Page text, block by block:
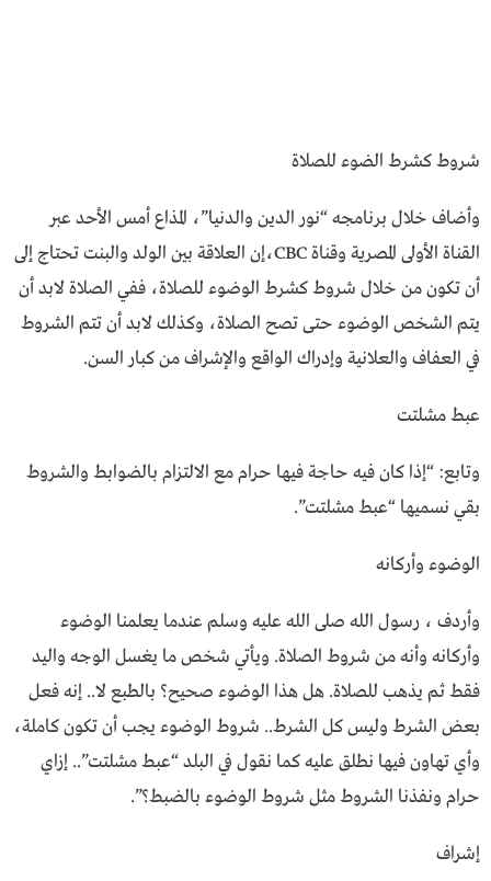
شروط كشرط الضوء للصلاة
وأضاف خلال برنامجه “نور الدين والدنيا”، المذاع أمس الأحد عبر
القناة الأولى المصرية وقناة CBC،إن العلاقة بين الولد والبنت تحتاج إلى
أن تكون من خلال شروط كشرط الوضوء للصلاة، ففي الصلاة لابد أن
يتم الشخص الوضوء حتى تصح الصلاة، وكذلك لابد أن تتم الشروط
في العفاف والعلانية وإدراك الواقع والإشراف من كبار السن.
عبط مشلتت
وتابع: “إذا كان فيه حاجة فيها حرام مع الالتزام بالضوابط والشروط
بقي نسميها “عبط مشلتت”.
الوضوء وأركانه
وأردف ، رسول الله صلى الله عليه وسلم عندما يعلمنا الوضوء
وأركانه وأنه من شروط الصلاة. ويأتي شخص ما يغسل الوجه واليد
فقط ثم يذهب للصلاة. هل هذا الوضوء صحيح؟ بالطبع لا.. إنه فعل
بعض الشرط وليس كل الشرط.. شروط الوضوء يجب أن تكون كاملة،
وأي تهاون فيها نطلق عليه كما نقول في البلد “عبط مشلتت”.. إزاي
حرام ونفذنا الشروط مثل شروط الوضوء بالضبط؟”.
إشراف